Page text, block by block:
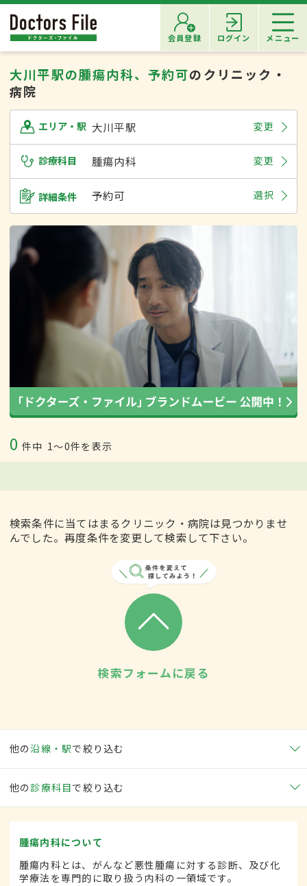
会員登録 ログイン メニュー
大川平駅の腫瘍内科、予約可のクリニック・
病院
エリア・駅 大川平駅 変更
診療科目 腫瘍内科 変更
詳細条件 予約可 選択
0 件中 1〜0件を表示
検索条件に当てはまるクリニック・病院は見つかりませ
んでした。再度条件を変更して検索して下さい。
検索フォームに戻る
他の沿線・駅で絞り込む
他の 診療科目で絞り込む
腫瘍内科について
腫瘍内科とは、がんなど悪性腫瘍に対する診断、及び化
学療法を専門的に取り扱う内科の一領域です。